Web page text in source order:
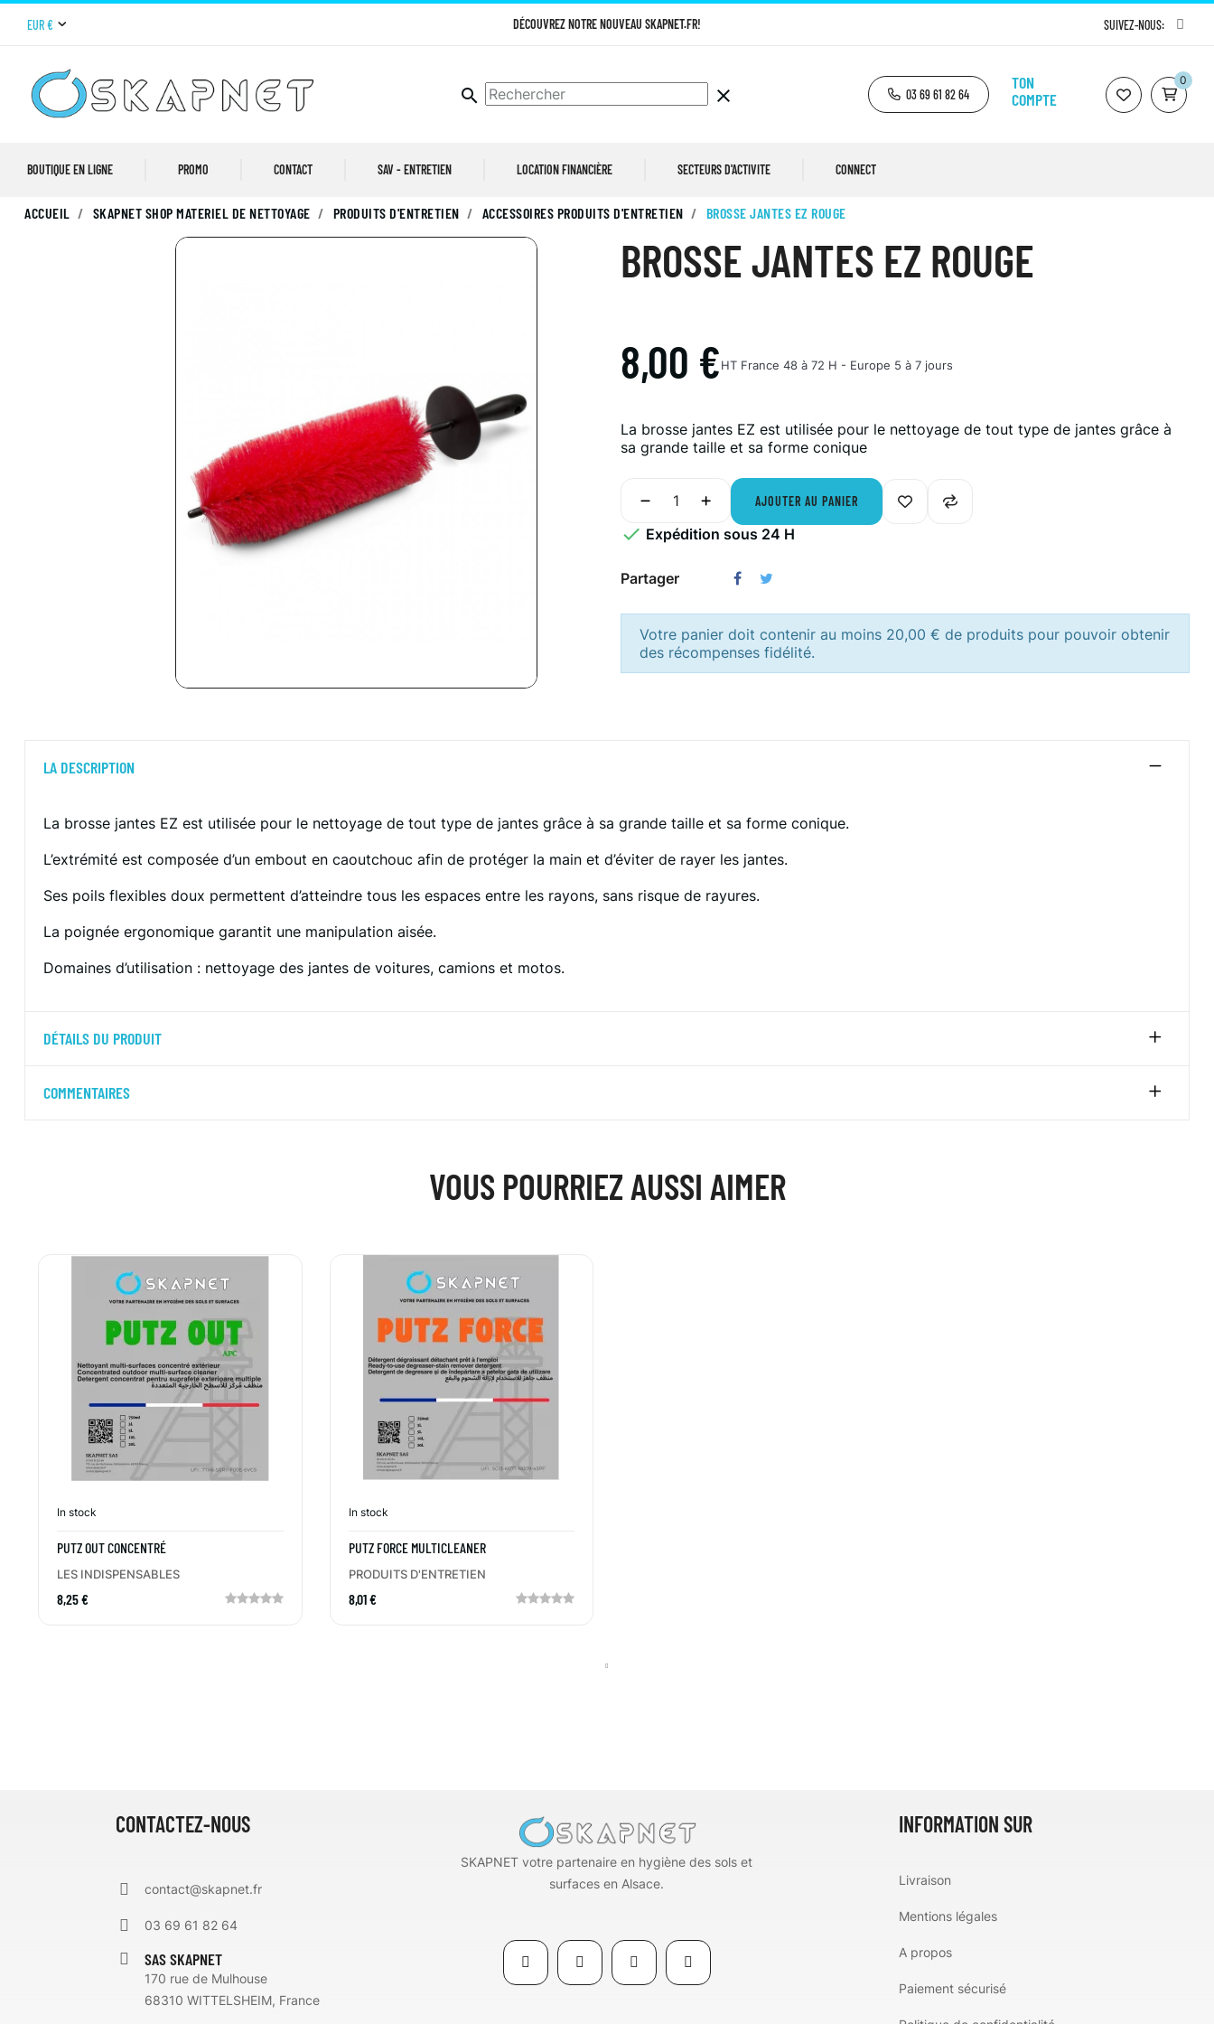
EUR € DÉCOUVREZ NOTRE NOUVEAU SKAPNET.FR! SUIVEZ-NOUS:
search clear 03 69 61 82 64
TON
COMPTE
0
BOUTIQUE EN LIGNE PROMO CONTACT SAV - ENTRETIEN LOCATION FINANCIÈRE SECTEURS D'ACTIVITE CONNECT
ACCUEIL SKAPNET SHOP MATERIEL DE NETTOYAGE PRODUITS D'ENTRETIEN ACCESSOIRES PRODUITS D'ENTRETIEN BROSSE JANTES EZ ROUGE
BROSSE JANTES EZ ROUGE
8,00 €HT France 48 à 72 H - Europe 5 à 7 jours
La brosse jantes EZ est utilisée pour le nettoyage de tout type de jantes grâce à
sa grande taille et sa forme conique
AJOUTER AU PANIER
 Expédition sous 24 H
Partager
Votre panier doit contenir au moins 20,00 € de produits pour pouvoir obtenir
des récompenses fidélité.
LA DESCRIPTION
La brosse jantes EZ est utilisée pour le nettoyage de tout type de jantes grâce à sa grande taille et sa forme conique.
L’extrémité est composée d’un embout en caoutchouc afin de protéger la main et d’éviter de rayer les jantes.
Ses poils flexibles doux permettent d’atteindre tous les espaces entre les rayons, sans risque de rayures.
La poignée ergonomique garantit une manipulation aisée.
Domaines d’utilisation : nettoyage des jantes de voitures, camions et motos.
DÉTAILS DU PRODUIT
COMMENTAIRES
VOUS POURRIEZ AUSSI AIMER
In stock
PUTZ OUT CONCENTRÉ
LES INDISPENSABLES
8,25 €
In stock
PUTZ FORCE MULTICLEANER
PRODUITS D'ENTRETIEN
8,01 €
CONTACTEZ-NOUS
contact@skapnet.fr
03 69 61 82 64
SAS SKAPNET
170 rue de Mulhouse
68310 WITTELSHEIM, France
SKAPNET votre partenaire en hygiène des sols et
surfaces en Alsace.
INFORMATION SUR
Livraison
Mentions légales
A propos
Paiement sécurisé